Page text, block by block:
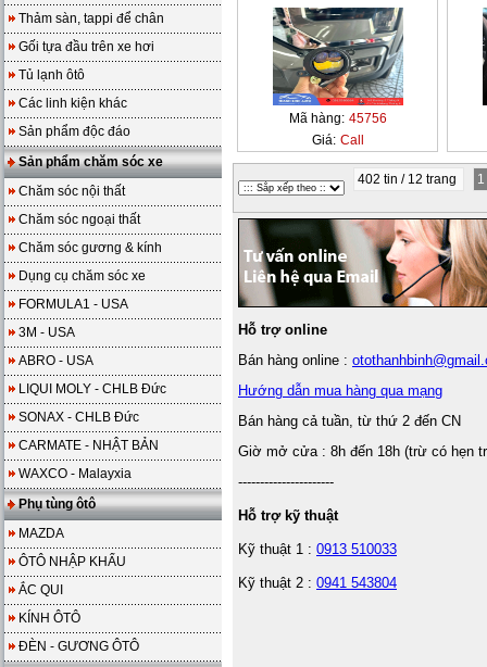
Thảm sàn, tappi để chân
Gối tựa đầu trên xe hơi
Tủ lạnh ôtô
Các linh kiện khác
Sản phẩm độc đáo
Sản phẩm chăm sóc xe
Chăm sóc nội thất
Chăm sóc ngoại thất
Chăm sóc gương & kính
Dụng cụ chăm sóc xe
FORMULA1 - USA
3M - USA
ABRO - USA
LIQUI MOLY - CHLB Đức
SONAX - CHLB Đức
CARMATE - NHẬT BẢN
WAXCO - Malayxia
Phụ tùng ôtô
MAZDA
ÔTÔ NHẬP KHẨU
ẮC QUI
KÍNH ÔTÔ
ĐÈN - GƯƠNG ÔTÔ
Mã hàng: 45756
Giá: Call
402 tin / 12 trang 1
Hỗ trợ online
Bán hàng online :
Hướng dẫn mua hàng qua mạng
Bán hàng cả tuần, từ thứ 2 đến CN
Giờ mở cửa : 8h đến 18h (trừ có hẹn
----------------------
Hỗ trợ kỹ thuật
Kỹ thuật 1 : 0913 510033
Kỹ thuật 2 : 0941 543804